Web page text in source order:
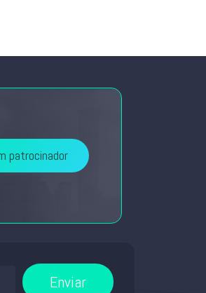
patrocinador
Enviar